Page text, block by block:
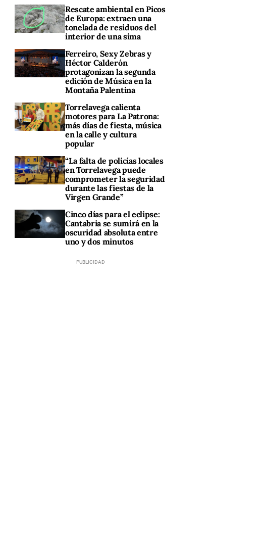
Rescate ambiental en Picos
de Europa: extraen una
tonelada de residuos del
interior de una sima
Ferreiro, Sexy Zebras y
Héctor Calderón
protagonizan la segunda
edición de Música en la
Montaña Palentina
Torrelavega calienta
motores para La Patrona:
más días de fiesta, música
en la calle y cultura
popular
“La falta de policías locales
en Torrelavega puede
comprometer la seguridad
durante las fiestas de la
Virgen Grande”
Cinco días para el eclipse:
Cantabria se sumirá en la
oscuridad absoluta entre
uno y dos minutos